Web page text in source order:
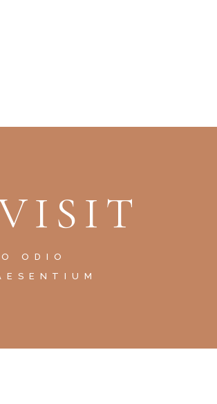
ODIO